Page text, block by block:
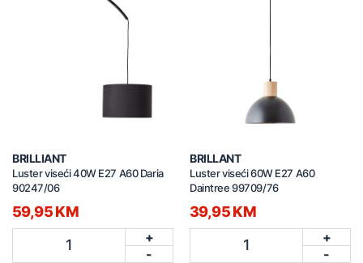
BRILLIANT
Luster viseći 40W E27 A60 Daria
90247/06
59,95 KM
1
+
-
BRILLANT
Luster viseći 60W E27 A60
Daintree 99709/76
39,95 KM
1
+
-